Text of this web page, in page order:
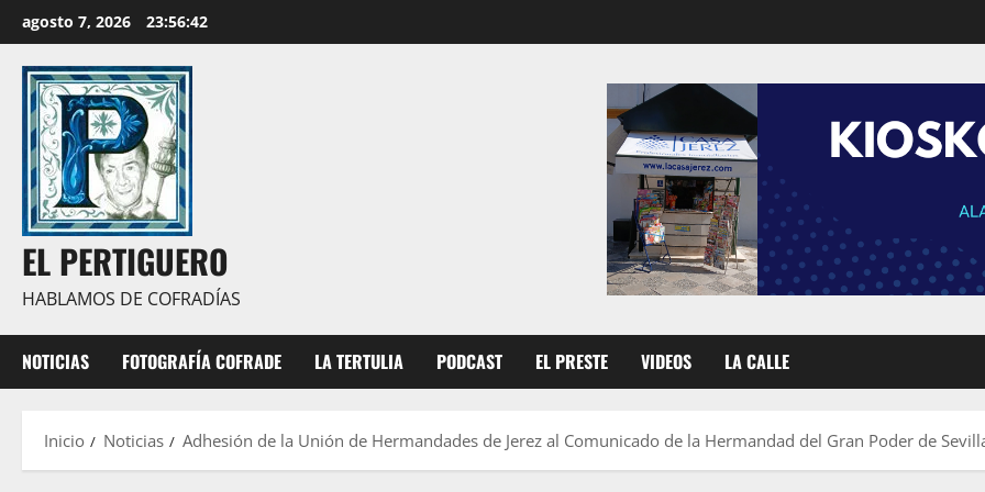
al
contenido
agosto 7, 2026 23:56:43
EL PERTIGUERO
HABLAMOS DE COFRADÍAS
NOTICIAS FOTOGRAFÍA COFRADE LA TERTULIA PODCAST EL PRESTE VIDEOS LA CALLE
Inicio Noticias Adhesión de la Unión de Hermandades de Jerez al Comunicado de la Hermandad del Gran Poder de